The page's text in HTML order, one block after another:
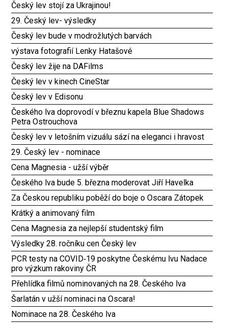
Český lev stojí za Ukrajinou!
29. Český lev- výsledky
Český lev bude v modrožlutých barvách
výstava fotografií Lenky Hatašové
Český lev žije na DAFilms
Český lev v kinech CineStar
Český lev v Edisonu
Českého lva doprovodí v březnu kapela Blue Shadows
Petra Ostrouchova
Český lev v letošním vizuálu sází na eleganci i hravost
29. Český lev - nominace
Cena Magnesia - užší výběr
Českého lva bude 5. března moderovat Jiří Havelka
Za Českou republiku poběží do boje o Oscara Zátopek
Krátký a animovaný film
Cena Magnesia za nejlepší studentský film
Výsledky 28. ročníku cen Český lev
PCR testy na COVID‑19 poskytne Českému lvu Nadace
pro výzkum rakoviny ČR
Přehlídka filmů nominovaných na 28. Českého lva
Šarlatán v užší nominaci na Oscara!
Nominace na 28. Českého lva